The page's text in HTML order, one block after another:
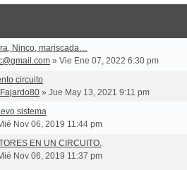
Ninco, mariscada…
» Vie Ene 07, 2022 6:30 pm
circuito
» Jue May 13, 2021 9:11 pm
sistema
Nov 06, 2019 11:44 pm
EN UN CIRCUITO.
Nov 06, 2019 11:37 pm